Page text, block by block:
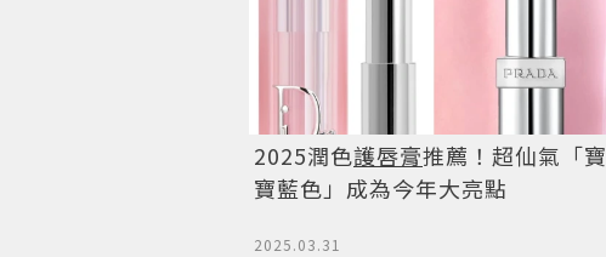
2025潤色護唇膏推薦！超仙氣「寶
寶藍色」成為今年大亮點
2025.03.31